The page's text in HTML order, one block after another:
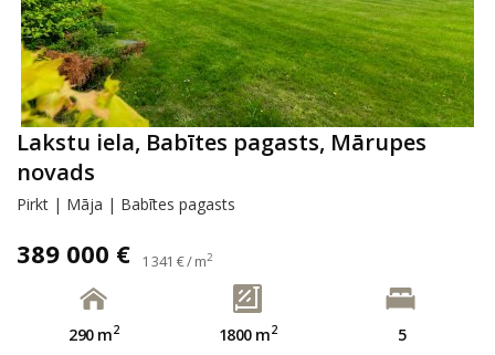
Lakstu iela, Babītes pagasts, Mārupes
novads
Pirkt | Māja | Babītes pagasts
389 000 € 1 341 € / m2
290 m2 1800 m2 5